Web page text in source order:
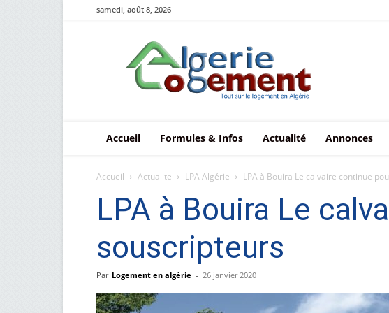
samedi, août 8, 2026
Le
logement
en
Algérie
Accueil Formules & Infos Actualité Annonces
Accueil Actualite LPA Algérie LPA à Bouira Le calvaire continue
LPA à Bouira Le
souscripteurs
Par Logement en algérie - 26 janvier 2020